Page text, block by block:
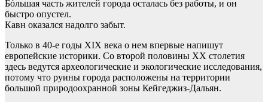
Бóльшая часть жителей города осталась без работы, и он
быстро опустел.
Кавн оказался надолго забыт.
Только в 40-е годы ХІХ века о нем впервые напишут
европейские историки. Со второй половины ХХ столетия
здесь ведутся археологические и экологические исследования,
потому что руины города расположены на территории
большой природоохранной зоны Кейгеджиз-Дальян.